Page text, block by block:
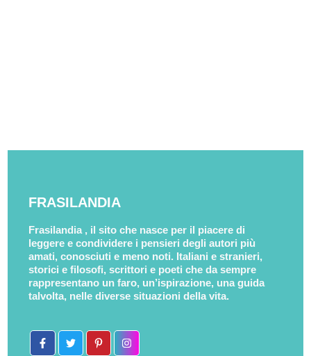
FRASILANDIA
Frasilandia , il sito che nasce per il piacere di
leggere e condividere i pensieri degli autori più
amati, conosciuti e meno noti. Italiani e stranieri,
storici e filosofi, scrittori e poeti che da sempre
rappresentano un faro, un’ispirazione, una guida
talvolta, nelle diverse situazioni della vita.